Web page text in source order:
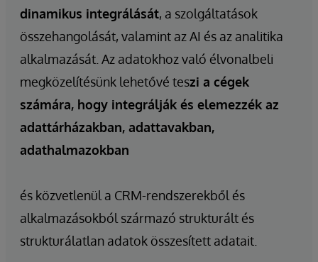
dinamikus integrálását, a szolgáltatások
összehangolását, valamint az AI és az analitika
alkalmazását. Az adatokhoz való élvonalbeli
megközelítésünk lehetővé teszi a cégek
számára, hogy integrálják és elemezzék az
adattárházakban, adattavakban,
adathalmazokban
és közvetlenül a CRM-rendszerekből és
alkalmazásokból származó strukturált és
strukturálatlan adatok összesített adatait.